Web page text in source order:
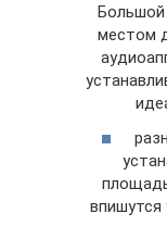
местом
впишутся